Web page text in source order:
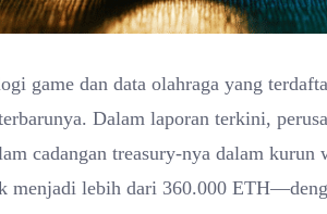
game dan data olahraga yang
Dalam laporan terkini,
cadangan treasury-nya dalam kurun
menjadi lebih dari 360.000